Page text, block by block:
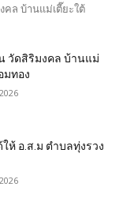
ล บ้านแม่เตี๊ยะใต้
วัดสิริมงคล บ้านแม่
มทอง
ห้ อ.ส.ม ตำบลทุ่งรวง